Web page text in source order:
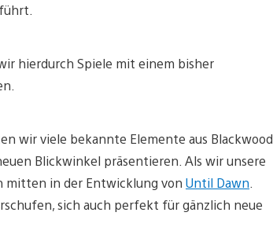
hierdurch Spiele mit einem bisher
wir viele bekannte Elemente aus Blackwood
Blickwinkel präsentieren. Als wir unsere
mitten in der Entwicklung von Until Dawn
sich auch perfekt für gänzlich neue